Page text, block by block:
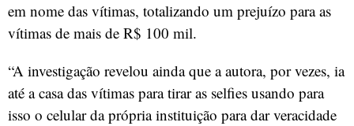
em nome das vítimas, totalizando um prejuízo para as
vítimas de mais de R$ 100 mil.
“A investigação revelou ainda que a autora, por vezes, ia
até a casa das vítimas para tirar as selfies usando para
isso o celular da própria instituição para dar veracidade